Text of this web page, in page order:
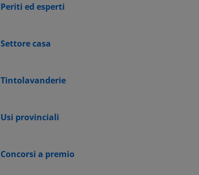
Periti ed esperti
Settore casa
Tintolavanderie
Usi provinciali
Concorsi a premio